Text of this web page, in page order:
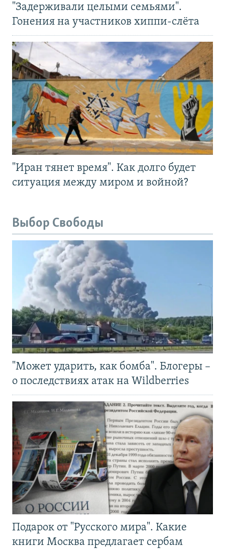
"Задерживали целыми семьями".
Гонения на участников хиппи-слёта
"Иран тянет время". Как долго будет
ситуация между миром и войной?
Выбор Свободы
"Может ударить, как бомба". Блогеры –
о последствиях атак на Wildberries
Подарок от "Русского мира". Какие
книги Москва предлагает сербам